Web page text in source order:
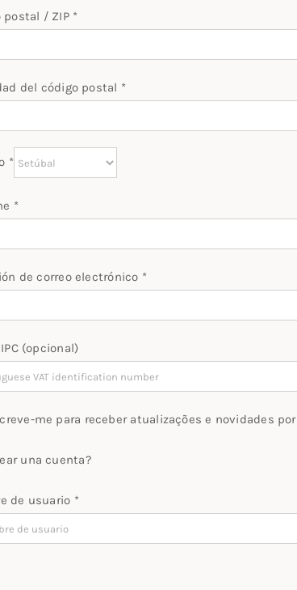
postal / ZIP *
del código postal *
*
*
de correo electrónico *
(opcional)
me para receber atualizações e novidades
una cuenta?
de usuario *